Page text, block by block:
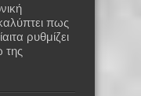
πως
ρυθμίζει
της